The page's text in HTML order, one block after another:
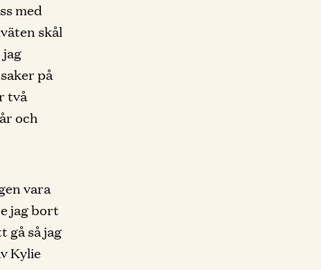
med
skål
på
två
och
vara
jag bort
gå så jag
Kylie